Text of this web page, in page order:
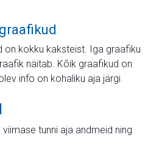
on kokku kaksteist. Iga graafiku
näitab. Kõik graafikud on
info on kohaliku aja järgi.
tunni aja andmeid ning